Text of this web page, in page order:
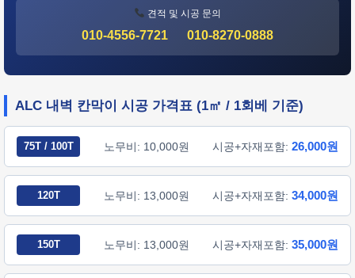
견적 및 시공 문의
010-4556-7721 010-8270-0888
ALC 내벽 칸막이 시공 가격표 (1㎡ / 1회베 기준)
75T / 100T 노무비: 10,000원 시공+자재포함: 26,000원
120T 노무비: 13,000원 시공+자재포함: 34,000원
150T 노무비: 13,000원 시공+자재포함: 35,000원